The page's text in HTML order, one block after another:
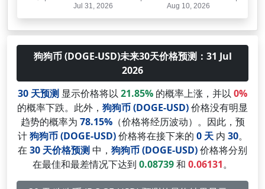
狗狗币 (DOGE-USD)未来30天价格预测：31 Jul
2026
30 天预测 显示价格将以 21.85% 的概率上涨，并以 0%
的概率下跌。此外， 狗狗币 (DOGE-USD)价格没有明显
趋势的概率为 78.15%（价格将经历波动）。因此，预
计狗狗币 (DOGE-USD)价格将在接下来的 0 天内 30。
在 30 天价格预测中， 狗狗币 (DOGE-USD)价格将分别
在最佳和最差情况下达到 0.08739和 0.06131。